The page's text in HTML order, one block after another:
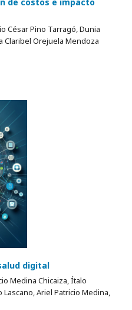
César Pino Tarragó, Dunia
Claribel Orejuela Mendoza
digital
Medina Chicaiza, Ítalo
Ariel Patricio Medina,